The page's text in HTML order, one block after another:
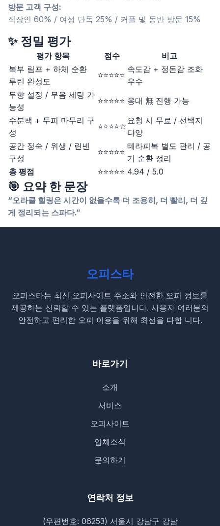
방문 고객 구성:
직장인 60% / 여성 단독 25% / 커플 및 동반 방문 15%
✨ 정밀 평가
평가 항목 점수
비고
복부 림프 + 하체 순환
루틴 완성도
⭐⭐⭐⭐⭐
속도감 + 정돈감 조화
우수
무향 설정 / 무음 세팅 가
능성
⭐⭐⭐⭐⭐ 응대 無 진행 가능
수분팩 + 두피 마무리 구
성
⭐⭐⭐⭐☆
요청 시 무료 / 선택지
다양
공간 정숙 / 위생 / 린넨
구성
⭐⭐⭐⭐⭐
테라피복 별도 관리 / 공
기 순환 정리
총 평점
⭐⭐⭐⭐⭐ 4.94 / 5.0
🎯 요약 한 문장
“오라클 힐링은 시간이 없을수록 더 조용히, 더 빨리, 더 깊
게 정리되는 스파다.”
오피스타
오피스타는 최신 오피사이트 주소와 안전한 오피 정보를
제공하는 신뢰할 수 있는 플랫폼입니다. 사용자 여러분의
안전하고 편리한 오피 이용을 위해 최선을 다합 니다.
바로가기
소개
서비스
오피사이트
업체소식
문의하기
연락처 정보
(우편번호: 06253) 서울시 강남구 강남